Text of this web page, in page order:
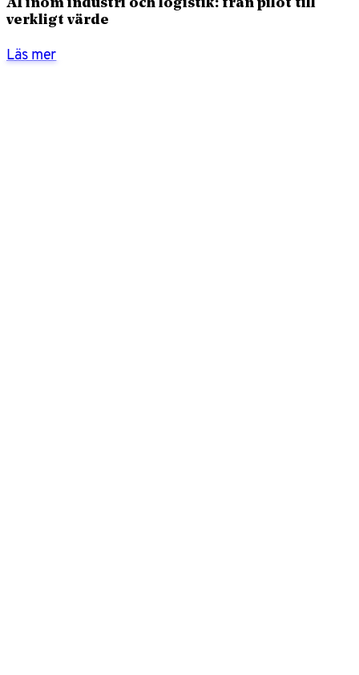
AI inom industri och logistik: från pilot till
verkligt värde
Läs mer